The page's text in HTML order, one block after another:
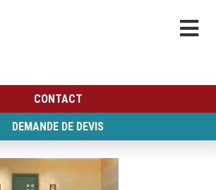
CONTACT
DEMANDE DE DEVIS